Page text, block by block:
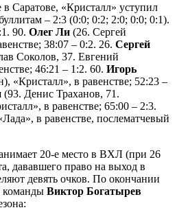
Саратове, «Кристалл» уступил
– 2:3 (0:0; 0:2; 2:0; 0:0; 0:1).
90. Олег Ли (26. Сергей
38:07 – 0:2. 26. Сергей
Соколов, 37. Евгений
46:21 – 1:2. 60. Игорь
«Кристалл», в равенстве; 52:23 –
(93. Денис Траханов, 71.
в равенстве; 65:00 – 2:3.
в равенстве, послематчевый
20-е место в ВХЛ (при 26
дававшего право на выход в
девять очков. По окончании
команды Виктор Богатырев